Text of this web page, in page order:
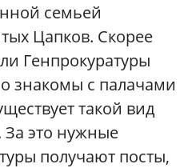
семьей
Цапков. Скорее
Генпрокуратуры
знакомы с палачами
такой вид
это нужные
получают посты,